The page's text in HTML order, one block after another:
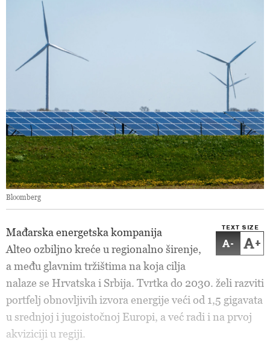
Bloomberg
TEXT SIZE
- +
Mađarska energetska kompanija
Alteo ozbiljno kreće u regionalno širenje,
a među glavnim tržištima na koja cilja
nalaze se Hrvatska i Srbija. Tvrtka do 2030. želi razviti
portfelj obnovljivih izvora energije veći od 1,5 gigavata
u srednjoj i jugoistočnoj Europi, a već radi i na prvoj
akviziciji u regiji.